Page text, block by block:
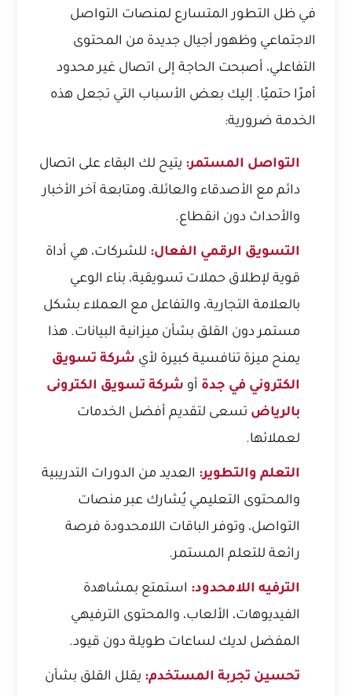
في ظل التطور المتسارع لمنصات التواصل
الاجتماعي وظهور أجيال جديدة من المحتوى
التفاعلي، أصبحت الحاجة إلى اتصال غير محدود
أمرًا حتميًا. إليك بعض الأسباب التي تجعل هذه
الخدمة ضرورية:
التواصل المستمر: يتيح لك البقاء على اتصال
دائم مع الأصدقاء والعائلة، ومتابعة آخر الأخبار
والأحداث دون انقطاع.
التسويق الرقمي الفعال: للشركات، هي أداة
قوية لإطلاق حملات تسويقية، بناء الوعي
بالعلامة التجارية، والتفاعل مع العملاء بشكل
مستمر دون القلق بشأن ميزانية البيانات. هذا
يمنح ميزة تنافسية كبيرة لأي شركة تسويق
الكتروني في جدة أو شركة تسويق الكترونى
بالرياض تسعى لتقديم أفضل الخدمات
لعملائها.
التعلم والتطوير: العديد من الدورات التدريبية
والمحتوى التعليمي يُشارك عبر منصات
التواصل، وتوفر الباقات اللامحدودة فرصة
رائعة للتعلم المستمر.
الترفيه اللامحدود: استمتع بمشاهدة
الفيديوهات، الألعاب، والمحتوى الترفيهي
المفضل لديك لساعات طويلة دون قيود.
تحسين تجربة المستخدم: يقلل القلق بشأن